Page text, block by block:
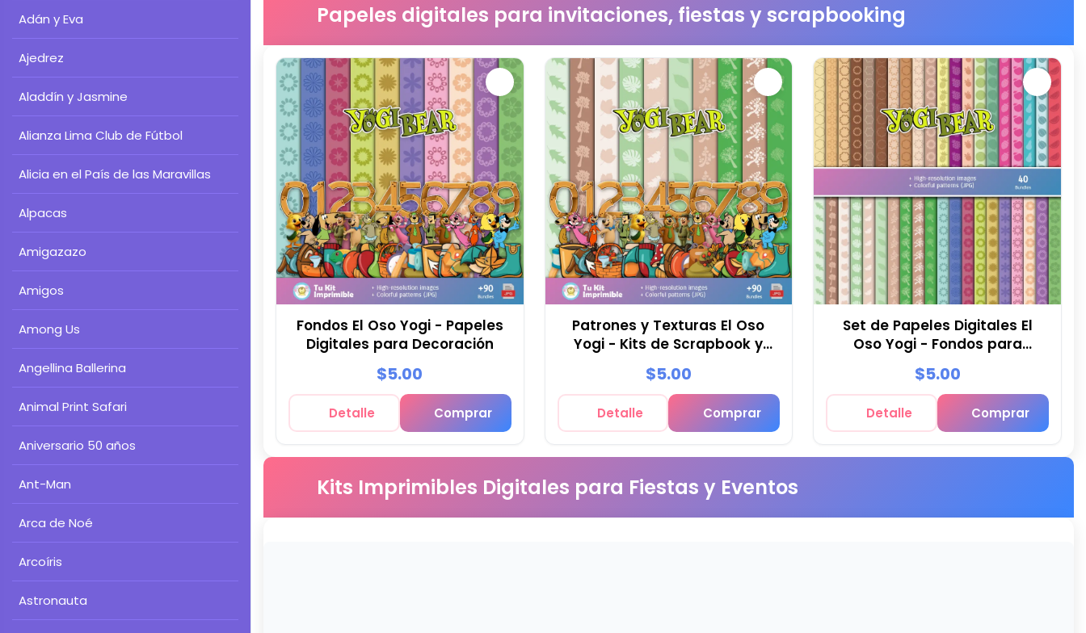
Adán y Eva
Ajedrez
Aladdín y Jasmine
Alianza Lima Club de Fútbol
Alicia en el País de las Maravillas
Alpacas
Amigazazo
Amigos
Among Us
Angellina Ballerina
Animal Print Safari
Aniversario 50 años
Ant-Man
Arca de Noé
Arcoíris
Astronauta
Papeles digitales para invitaciones, fiestas y scrapbooking
Fondos El Oso Yogi - Papeles
Digitales para Decoración
$5.00
Detalle Comprar
Patrones y Texturas El Oso
Yogi - Kits de Scrapbook y
Fiestas
$5.00
Detalle Comprar
Set de Papeles Digitales El
Oso Yogi - Fondos para
Fiestas y Scrapbooking
$5.00
Detalle Comprar
Kits Imprimibles Digitales para Fiestas y Eventos